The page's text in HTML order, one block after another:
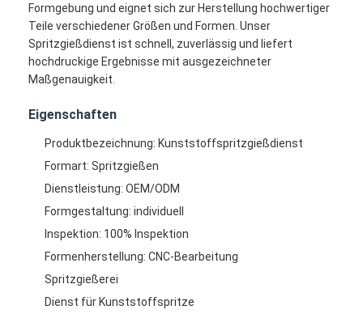
Formgebung und eignet sich zur Herstellung hochwertiger
Teile verschiedener Größen und Formen. Unser
Spritzgießdienst ist schnell, zuverlässig und liefert
hochdruckige Ergebnisse mit ausgezeichneter
Maßgenauigkeit.
Eigenschaften
Produktbezeichnung: Kunststoffspritzgießdienst
Formart: Spritzgießen
Dienstleistung: OEM/ODM
Formgestaltung: individuell
Inspektion: 100% Inspektion
Formenherstellung: CNC-Bearbeitung
Spritzgießerei
Dienst für Kunststoffspritze